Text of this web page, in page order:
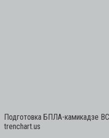
Подготовка БПЛА-камикадзе
trenchart.us